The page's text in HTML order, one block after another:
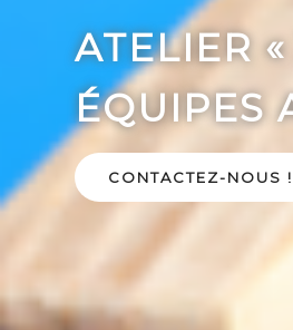
ATELIER
ÉQUIPES
CONTACTEZ-NOUS !